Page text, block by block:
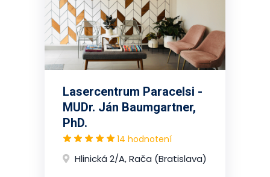
Lasercentrum Paracelsi -
MUDr. Ján Baumgartner,
PhD.
14 hodnotení
Hlinická 2/A, Rača (Bratislava)